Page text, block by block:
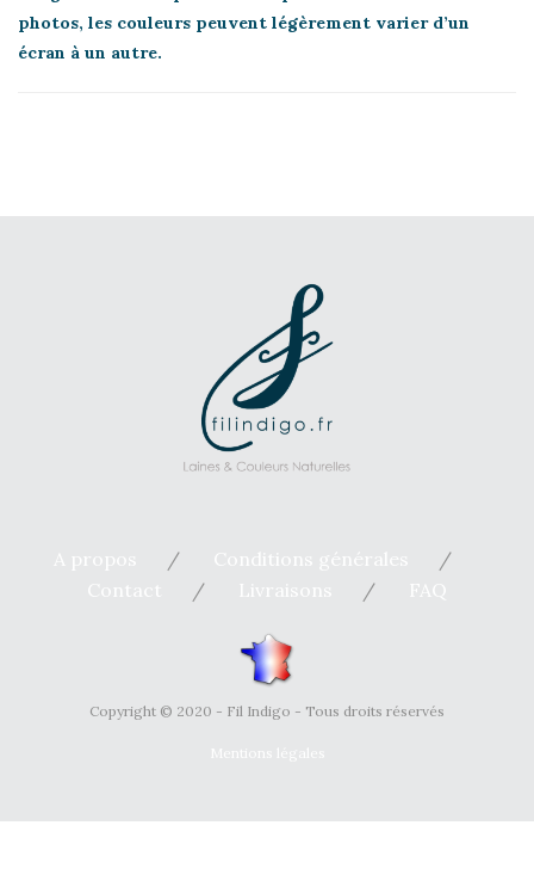
photos, les couleurs peuvent légèrement varier d’un
écran à un autre.
A propos
Conditions générales
Contact
Livraisons FAQ
Copyright © 2020 - Fil Indigo - Tous droits réservés
Mentions légales